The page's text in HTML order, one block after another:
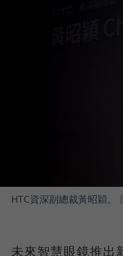
HTC資深副總裁黃昭穎。
未來智慧眼鏡推出